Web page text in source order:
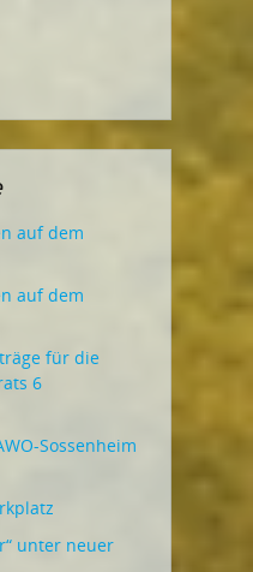
auf dem
auf dem
für die
6
Sossenheim
unter neuer